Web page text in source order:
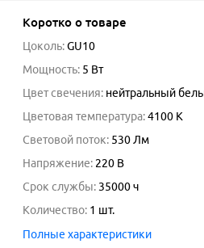
Коротко о товаре
Цоколь:GU10
Мощность: 5 Вт
Цвет свечения: нейтральный
Цветовая температура:4100 K
Световой поток: 530Лм
Напряжение: 220 В
Срок службы: 35000ч
Количество: 1 шт.
Полные характеристики